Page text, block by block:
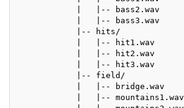
            |   |-- bass2.wav
            |   |-- bass3.wav
            |-- hits/
            |   |-- hit1.wav
            |   |-- hit2.wav
            |   |-- hit3.wav
            |-- field/
            |   |-- bridge.wav
            |   |-- mountains1.wav